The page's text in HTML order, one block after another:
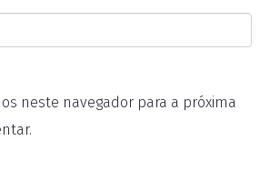
neste navegador para a próxima